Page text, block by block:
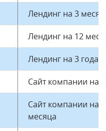
Лендинг на 3
Лендинг на 12
Лендинг на 3 года
Сайт компании на
Сайт компании на 3
месяца